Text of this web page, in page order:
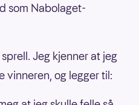
som Nabolaget-
Jeg kjenner at jeg
vinneren, og legger til: